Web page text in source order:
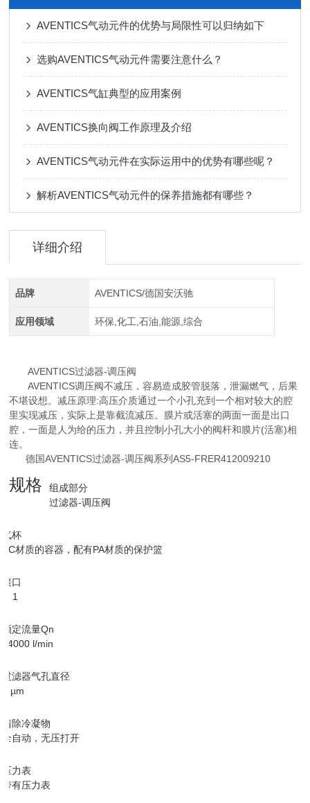
AVENTICS气动元件的优势与局限性可以归纳如下
选购AVENTICS气动元件需要注意什么？
AVENTICS气缸典型的应用案例
AVENTICS换向阀工作原理及介绍
AVENTICS气动元件在实际运用中的优势有哪些呢？
解析AVENTICS气动元件的保养措施都有哪些？
详细介绍
品牌 AVENTICS/德国安沃驰
应用领域 环保,化工,石油,能源,综合
AVENTICS过滤器-调压阀
AVENTICS调压阀不减压，容易造成胶管脱落，泄漏燃气，后果
不堪设想。减压原理:高压介质通过一个小孔充到一个相对较大的腔
里实现减压，实际上是靠截流减压。膜片或活塞的两面一面是出口
腔，一面是人为给的压力，并且控制小孔大小的阀杆和膜片(活塞)相
连。
德国AVENTICS过滤器-调压阀系列AS5-FRER412009210
规格
组成部分
过滤器-调压阀
气杯
PC材质的容器，配有PA材质的保护篮
接口
G 1
额定流量Qn
14000 l/min
过滤器气孔直径
5 µm
清除冷凝物
全自动，无压打开
压力表
带有压力表